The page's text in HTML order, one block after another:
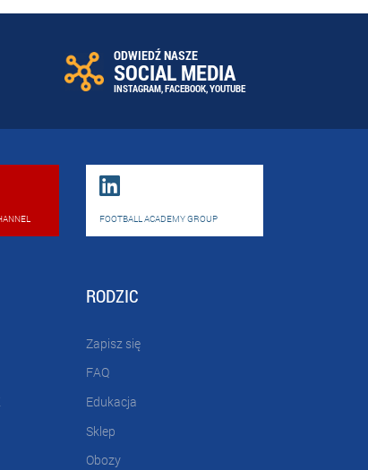
ODWIEDŹ NASZE
SOCIAL MEDIA
INSTAGRAM,FACEBOOK,YOUTUBE
FOOTBALL ACADEMY GROUP
RODZIC
Zapisz się
FAQ
Edukacja
Sklep
Obozy